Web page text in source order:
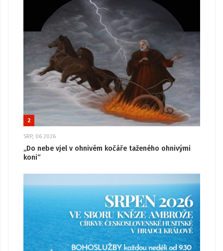
2
SRP, 06 2026
„Do nebe vjel v ohnivém kočáře taženého ohnivými
koni“